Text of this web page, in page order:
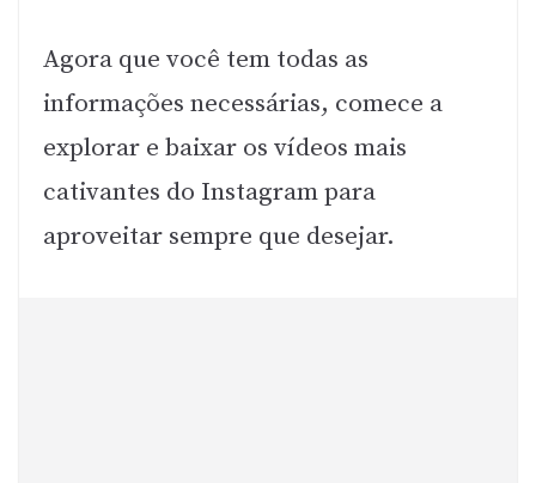
Agora que você tem todas as
informações necessárias, comece a
explorar e baixar os vídeos mais
cativantes do Instagram para
aproveitar sempre que desejar.